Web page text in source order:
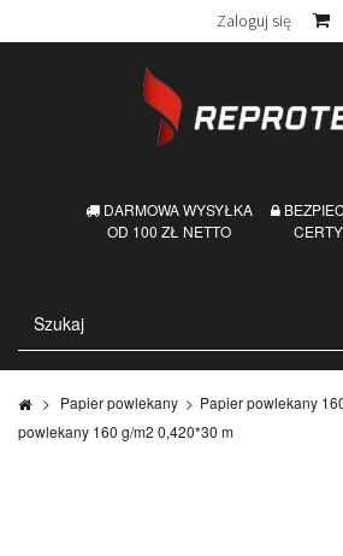
Zaloguj się
DARMOWA WYSYŁKA
OD 100 ZŁ NETTO
> Papier powlekany > Papier powlekany
powlekany 160 g/m2 0,420*30 m